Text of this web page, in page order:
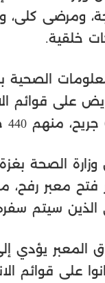
ومرضى كلى،
خلقية.
الصحية
الصحة
فتح معبر رفح،
الذين سيتم
المعبر
كانوا على